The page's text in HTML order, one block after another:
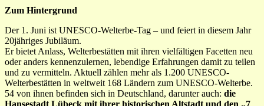
Zum Hintergrund
Der 1. Juni ist UNESCO-Welterbe-Tag – und feiert in diesem Jahr
20jähriges Jubiläum.
Er bietet Anlass, Welterbestätten mit ihren vielfältigen Facetten neu
oder anders kennenzulernen, lebendige Erfahrungen damit zu teilen
und zu vermitteln. Aktuell zählen mehr als 1.200 UNESCO-
Welterbestätten in weltweit 168 Ländern zum UNESCO-Welterbe.
54 von ihnen befinden sich in Deutschland, darunter auch: die